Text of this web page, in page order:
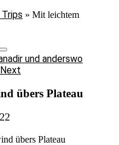
» Mit leichtem
und anderswo
Next
übers Plateau